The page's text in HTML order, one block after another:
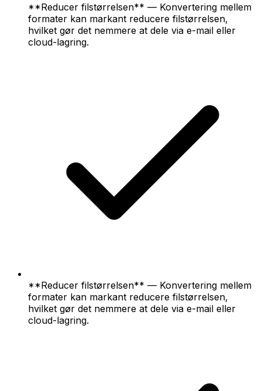
**Reducer filstørrelsen** — Konvertering mellem
formater kan markant reducere filstørrelsen,
hvilket gør det nemmere at dele via e-mail eller
cloud-lagring.
**Reducer filstørrelsen** — Konvertering mellem
formater kan markant reducere filstørrelsen,
hvilket gør det nemmere at dele via e-mail eller
cloud-lagring.